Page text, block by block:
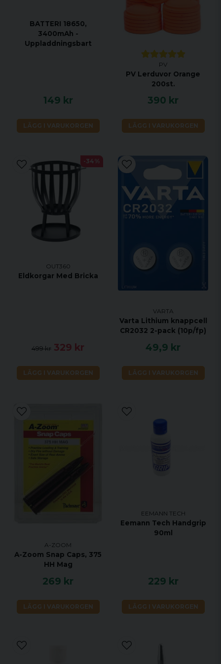
BATTERI 18650,
3400mAh -
Uppladdningsbart
149 kr
LÄGG I VARUKORGEN
PV
PV Lerduvor Orange
200st.
390 kr
LÄGG I VARUKORGEN
OUT360
Eldkorgar Med Bricka
499 kr 329 kr
LÄGG I VARUKORGEN
-34%
VARTA
Varta Lithium knappcell
CR2032 2-pack (10p/fp)
49,9 kr
LÄGG I VARUKORGEN
A-ZOOM
A-Zoom Snap Caps, 375
HH Mag
269 kr
LÄGG I VARUKORGEN
EEMANN TECH
Eemann Tech Handgrip
90ml
229 kr
LÄGG I VARUKORGEN